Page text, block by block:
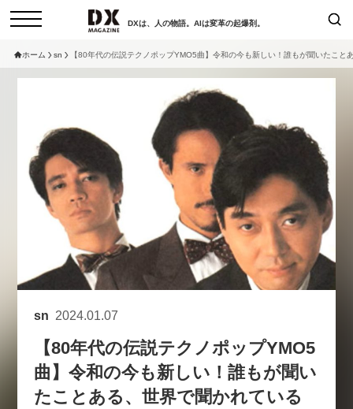
DXは、人の物語。AIは変革の起爆剤。
サービスメニュー 日本オムニチャネル協会
トップページ
特集
動画
サイトマップ
お問い合わせ
個人情報保護法について
検索
現在開催予定のセミナー
セミナー
【8/12開催】「イノベーションを
数値化する」～投資される事業の
基準と、終活DX「SouSou」に
学ぶ資金調達・巻き込みのリアル
【9/30開催】AIで何でもできる時
代に、なぜ「DX人財」というキ
ャリアが求められるのか
ホーム sn 【80年代の伝説テクノポップYMO5曲】令和の今も新しい！誰もが聞いたこ
sn 2024.01.07
【80年代の伝説テクノポップYMO5
曲】令和の今も新しい！誰もが聞い
たことある、世界で聞かれている